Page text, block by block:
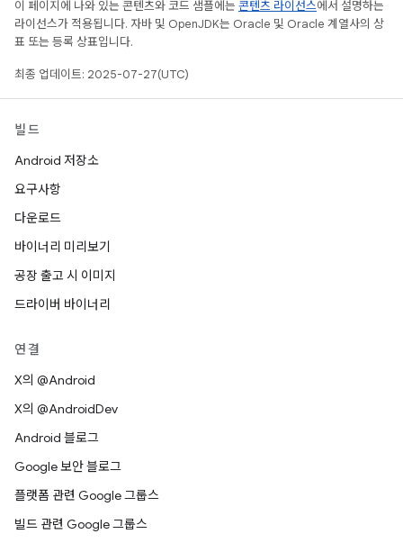
이 페이지에 나와 있는 콘텐츠와 코드 샘플에는 콘텐츠 라이선스에서 설명하는
라이선스가 적용됩니다. 자바 및 OpenJDK는 Oracle 및 Oracle 계열사의 상
표 또는 등록 상표입니다.
최종 업데이트: 2025-07-27(UTC)
빌드
Android 저장소
요구사항
다운로드
바이너리 미리보기
공장 출고 시 이미지
드라이버 바이너리
연결
X의 @Android
X의 @AndroidDev
Android 블로그
Google 보안 블로그
플랫폼 관련 Google 그룹스
빌드 관련 Google 그룹스